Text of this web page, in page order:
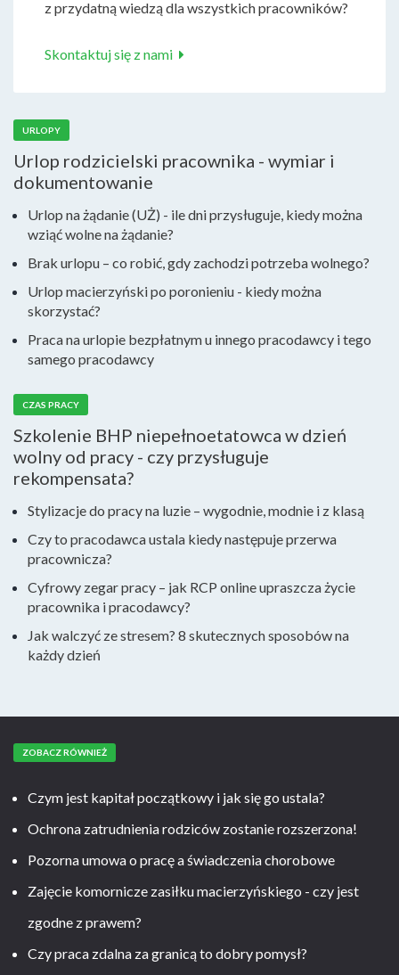
z przydatną wiedzą dla wszystkich pracowników?
Skontaktuj się z nami
URLOPY
Urlop rodzicielski pracownika - wymiar i
dokumentowanie
Urlop na żądanie (UŻ) - ile dni przysługuje, kiedy można
wziąć wolne na żądanie?
Brak urlopu – co robić, gdy zachodzi potrzeba wolnego?
Urlop macierzyński po poronieniu - kiedy można
skorzystać?
Praca na urlopie bezpłatnym u innego pracodawcy i tego
samego pracodawcy
CZAS PRACY
Szkolenie BHP niepełnoetatowca w dzień
wolny od pracy - czy przysługuje
rekompensata?
Stylizacje do pracy na luzie – wygodnie, modnie i z klasą
Czy to pracodawca ustala kiedy następuje przerwa
pracownicza?
Cyfrowy zegar pracy – jak RCP online upraszcza życie
pracownika i pracodawcy?
Jak walczyć ze stresem? 8 skutecznych sposobów na
każdy dzień
ZOBACZ RÓWNIEŻ
Czym jest kapitał początkowy i jak się go ustala?
Ochrona zatrudnienia rodziców zostanie rozszerzona!
Pozorna umowa o pracę a świadczenia chorobowe
Zajęcie komornicze zasiłku macierzyńskiego - czy jest
zgodne z prawem?
Czy praca zdalna za granicą to dobry pomysł?